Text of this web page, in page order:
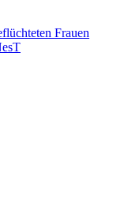
Frauen